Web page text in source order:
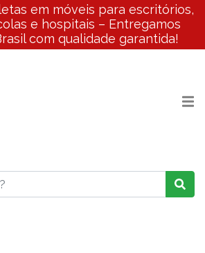
em móveis para escritórios,
e hospitais – Entregamos
com qualidade garantida!